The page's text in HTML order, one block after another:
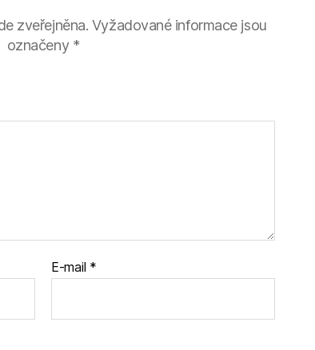
zveřejněna. Vyžadované informace jsou
označeny *
E-mail *